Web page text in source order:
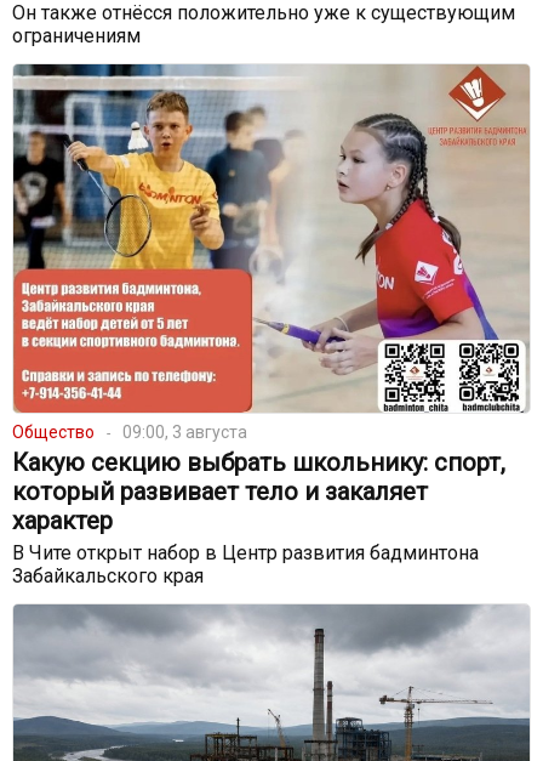
Он также отнёсся положительно уже к существующим
ограничениям
Общество 09:00, 3 августа
Какую секцию выбрать школьнику: спорт,
который развивает тело и закаляет
характер
В Чите открыт набор в Центр развития бадминтона
Забайкальского края